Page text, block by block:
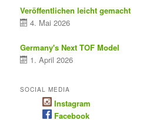
Veröffentlichen leicht gemacht
4. Mai 2026
Germany's Next TOF Model
1. April 2026
SOCIAL MEDIA
Instagram
Facebook